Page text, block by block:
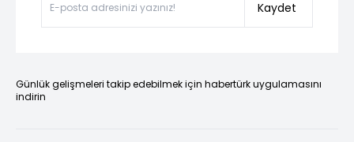
Kaydet
Günlük gelişmeleri takip edebilmek için habertürk uygulamasını
indirin